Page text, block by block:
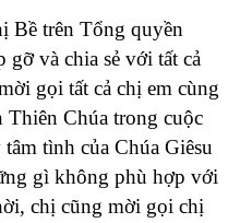
Bề trên Tổng quyền
gỡ và chia sẻ với tất cả
gọi tất cả chị em cùng
Thiên Chúa trong cuộc
tình của Chúa Giêsu
gì không phù hợp với
chị cũng mời gọi chị